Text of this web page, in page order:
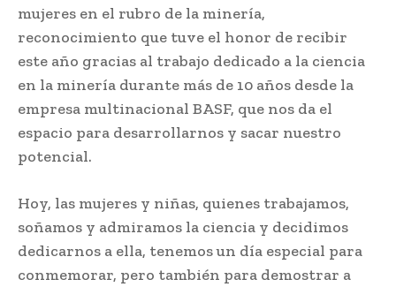
mujeres en el rubro de la minería,
reconocimiento que tuve el honor de recibir
este año gracias al trabajo dedicado a la ciencia
en la minería durante más de 10 años desde la
empresa multinacional BASF, que nos da el
espacio para desarrollarnos y sacar nuestro
potencial.
Hoy, las mujeres y niñas, quienes trabajamos,
soñamos y admiramos la ciencia y decidimos
dedicarnos a ella, tenemos un día especial para
conmemorar, pero también para demostrar a